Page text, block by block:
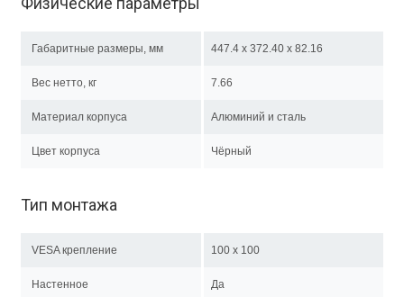
Габаритные размеры, мм 447.4 x 372.40 x 82.16
Вес нетто, кг 7.66
Материал корпуса Алюминий и сталь
Цвет корпуса Чёрный
Тип монтажа
VESA крепление 100 x 100
Настенное Да